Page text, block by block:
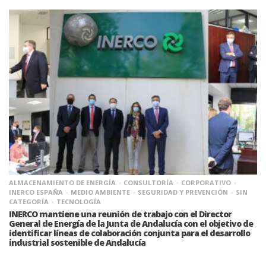
ALMACENAMIENTO DE ENERGÍA CONSULTORÍA
CORPORATIVO
INERCO ESPAÑA
MEDIO AMBIENTE SEGURIDAD Y PREVENCIÓN
SIN
CATEGORÍA
TECNOLOGÍA
INERCO mantiene una reunión de trabajo con el Director
General de Energía de la Junta de Andalucía con el objetivo de
identificar líneas de colaboración conjunta para el desarrollo
industrial sostenible de Andalucía